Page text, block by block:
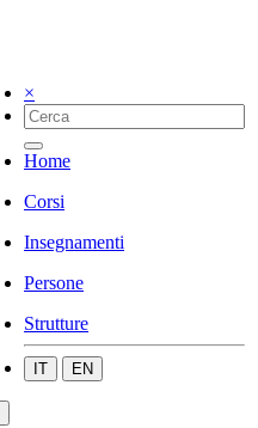
×
Home
Corsi
Insegnamenti
Persone
Strutture
IT EN